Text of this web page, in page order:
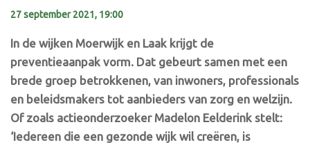
27 september 2021, 19:00
In de wijken Moerwijk en Laak krijgt de
preventieaanpak vorm. Dat gebeurt samen met een
brede groep betrokkenen, van inwoners, professionals
en beleidsmakers tot aanbieders van zorg en welzijn.
Of zoals actieonderzoeker Madelon Eelderink stelt:
‘Iedereen die een gezonde wijk wil creëren, is